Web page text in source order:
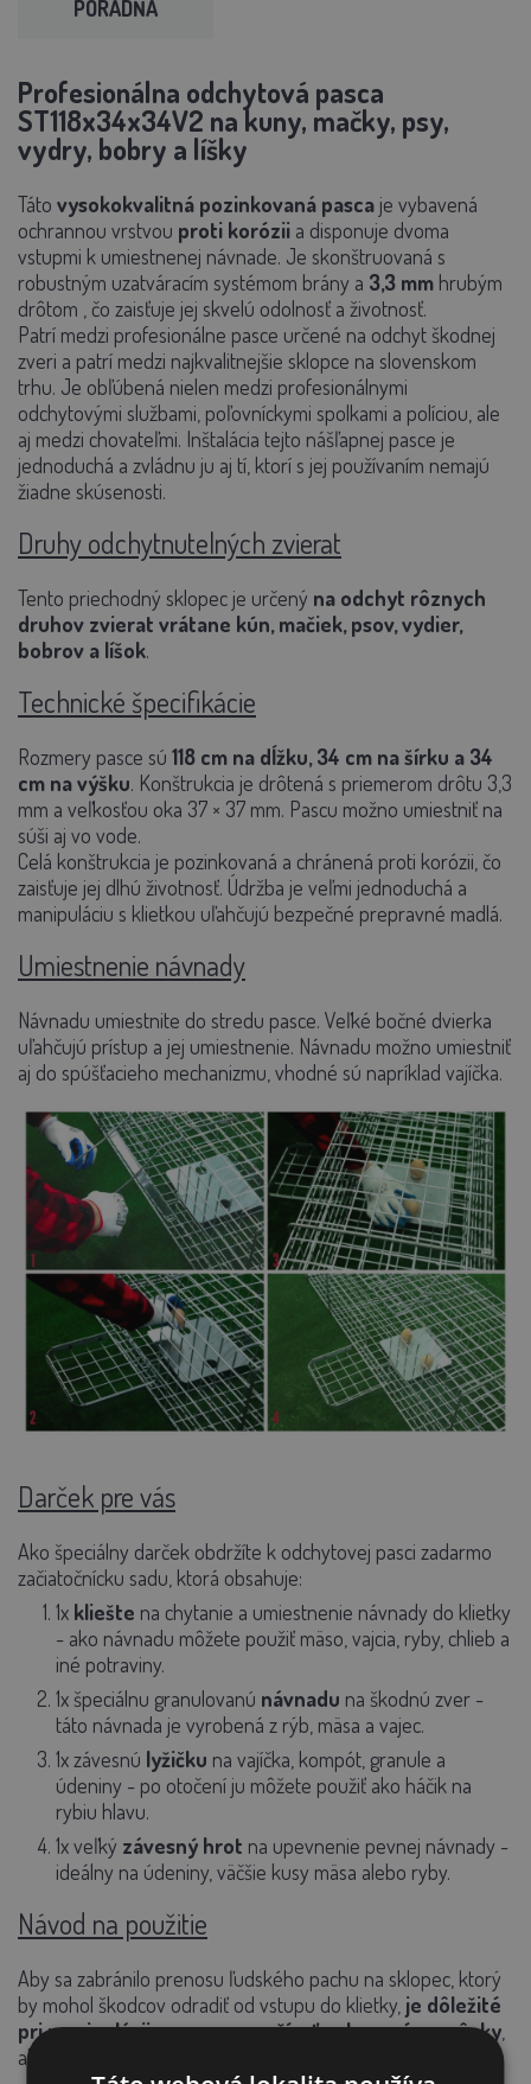
PORADŇA
Profesionálna odchytová pasca
ST118x34x34V2 na kuny, mačky, psy,
vydry, bobry a líšky
Táto vysokokvalitná pozinkovaná pasca je vybavená
ochrannou vrstvou proti korózii a disponuje dvoma
vstupmi k umiestnenej návnade. Je skonštruovaná s
robustným uzatváracím systémom brány a 3,3 mm hrubým
drôtom , čo zaisťuje jej skvelú odolnosť a životnosť.
Patrí medzi profesionálne pasce určené na odchyt škodnej
zveri a patrí medzi najkvalitnejšie sklopce na slovenskom
trhu. Je obľúbená nielen medzi profesionálnymi
odchytovými službami, poľovníckymi spolkami a políciou, ale
aj medzi chovateľmi. Inštalácia tejto nášľapnej pasce je
jednoduchá a zvládnu ju aj tí, ktorí s jej používaním nemajú
žiadne skúsenosti.
Druhy odchytnutelných zvierat
Tento priechodný sklopec je určený na odchyt rôznych
druhov zvierat vrátane kún, mačiek, psov, vydier,
bobrov a líšok.
Technické špecifikácie
Rozmery pasce sú 118 cm na dĺžku, 34 cm na šírku a 34
cm na výšku. Konštrukcia je drôtená s priemerom drôtu 3,3
mm a veľkosťou oka 37 × 37 mm. Pascu možno umiestniť na
súši aj vo vode.
Celá konštrukcia je pozinkovaná a chránená proti korózii, čo
zaisťuje jej dlhú životnosť. Údržba je veľmi jednoduchá a
manipuláciu s klietkou uľahčujú bezpečné prepravné madlá.
Umiestnenie návnady
Návnadu umiestnite do stredu pasce. Veľké bočné dvierka
uľahčujú prístup a jej umiestnenie. Návnadu možno umiestniť
aj do spúšťacieho mechanizmu, vhodné sú napríklad vajíčka.
Darček pre vás
Ako špeciálny darček obdržíte k odchytovej pasci zadarmo
začiatočnícku sadu, ktorá obsahuje:
1x kliešte na chytanie a umiestnenie návnady do klietky
- ako návnadu môžete použiť mäso, vajcia , ryby, chlieb a
iné potraviny.
1x špeciálnu granulovanú návnadu na škodnú zver -
táto návnada je vyrobená z rýb , mäsa a vajec.
1xzávesnú lyžičku na vajíčka, kompót, granule a
údeniny - po otočení ju môžete použiť ako háčik na
rybiu hlavu.
1xveľký závesný hrot na upevnenie pevnej návnady -
ideálny na údeniny, väčšie kusy mäsa alebo ryby.
Návod na použitie
Aby sa zabránilo prenosu ľudského pachu na sklopec, ktorý
by mohol škodcov odradiť od vstupu do klietky, je dôležité
pri manipulácii s pascou používať ochranné pomôcky
ako sú rukavice, dlhé nohavice a košele s dlhými rukávmi.